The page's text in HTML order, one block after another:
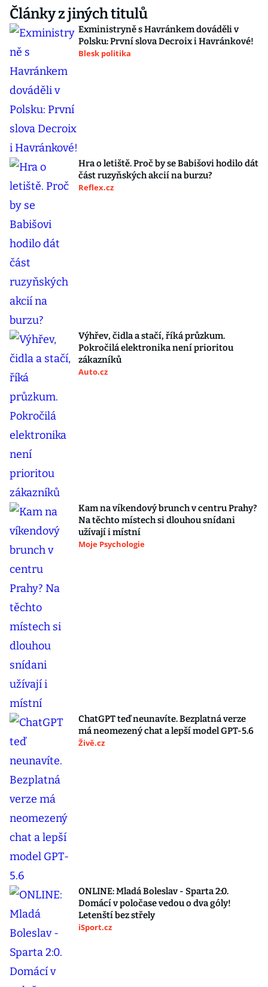
Články z jiných titulů
Exministryně s Havránkem dováděli v
Polsku: První slova Decroix i Havránkové!
Blesk politika
Hra o letiště. Proč by se Babišovi hodilo dát
část ruzyňských akcií na burzu?
Reflex.cz
Výhřev, čidla a stačí, říká průzkum.
Pokročilá elektronika není prioritou
zákazníků
Auto.cz
Kam na víkendový brunch v centru Prahy?
Na těchto místech si dlouhou snídani
užívají i místní
Moje Psychologie
ChatGPT teď neunavíte. Bezplatná verze
má neomezený chat a lepší model GPT-5.6
Živě.cz
ONLINE: Mladá Boleslav - Sparta 2:0.
Domácí v poločase vedou o dva góly!
Letenští bez střely
iSport.cz